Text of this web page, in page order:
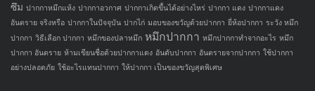
ซึม ปากกาหมึกแห้ง ปากกาอวกาศ ปากกาเกิดขึ้นได้อย่างไหร่ ปากกา แดง ปากกาแดง
อันตราย จริงหรือ ปากกาในปัจจุบัน ปากไก่ มอบของขวัญด้วยปากกา ยี่ห้อปากกา ระวัง หมึก
ปากกา วิธีเลือก ปากกา หมึกของปลาหมึก หมึกปากกา หมึกปากกาทำจากอะไร หมึก
ปากกา อันตราย ห้ามเขียนชื่อด้วยปากกาแดง อันดับปากกา อันตรายจากปากกา ใช้ปากกา
อย่างปลอดภัย ใช้อะไรแทนปากกา ให้ปากกา เป็นของขวัญสุดพิเศษ